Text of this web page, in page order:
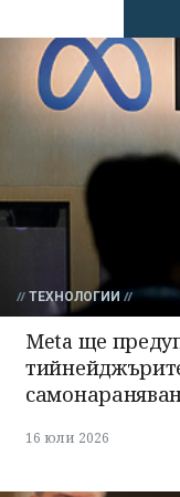
ТЕХНОЛОГИИ
Meta ще
16 юли 2026